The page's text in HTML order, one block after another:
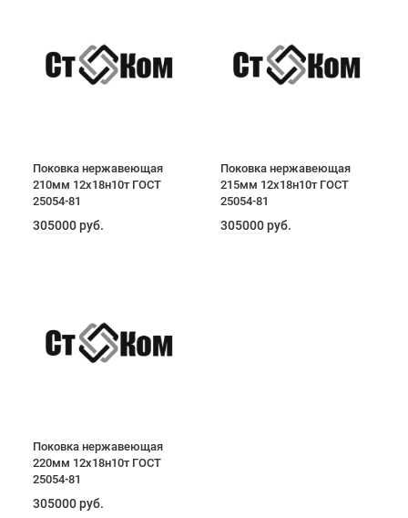
Поковка нержавеющая
210мм 12х18н10т ГОСТ
25054-81
305000 руб.
Поковка нержавеющая
215мм 12х18н10т ГОСТ
25054-81
305000 руб.
Поковка нержавеющая
220мм 12х18н10т ГОСТ
25054-81
305000 руб.